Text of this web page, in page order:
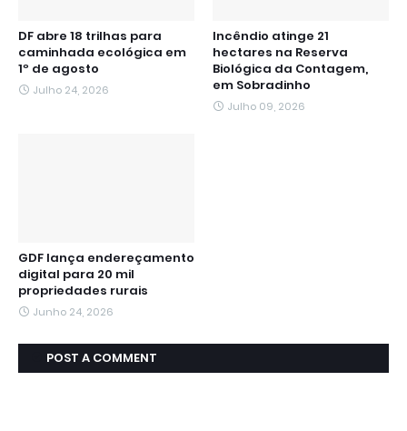
DF abre 18 trilhas para
caminhada ecológica em
1º de agosto
Julho 24, 2026
Incêndio atinge 21
hectares na Reserva
Biológica da Contagem,
em Sobradinho
Julho 09, 2026
GDF lança endereçamento
digital para 20 mil
propriedades rurais
Junho 24, 2026
POST A COMMENT